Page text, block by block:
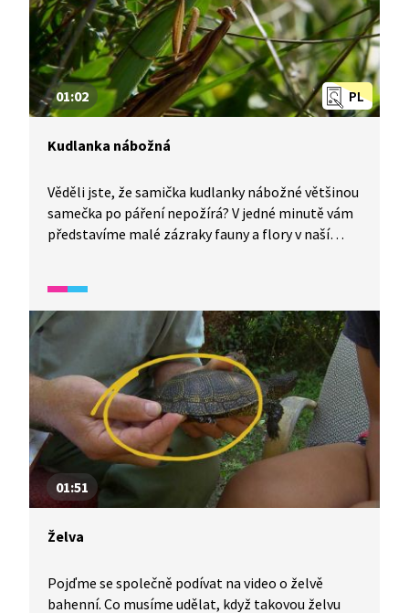
PL
01:02
Kudlanka nábožná
Věděli jste, že samička kudlanky nábožné většinou
samečka po páření nepožírá? V jedné minutě vám
představíme malé zázraky fauny a flory v naší
01:51
Želva
Pojďme se společně podívat na video o želvě
bahenní. Co musíme udělat, když takovou želvu